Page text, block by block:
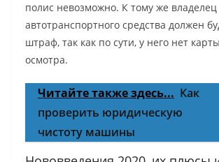
полис невозможно. К тому же владелец
автотранспортного средства должен
штраф, так как по сути, у него нет
осмотра.
Читайте также здесь... Как
проверить юридическую
чистоту машины